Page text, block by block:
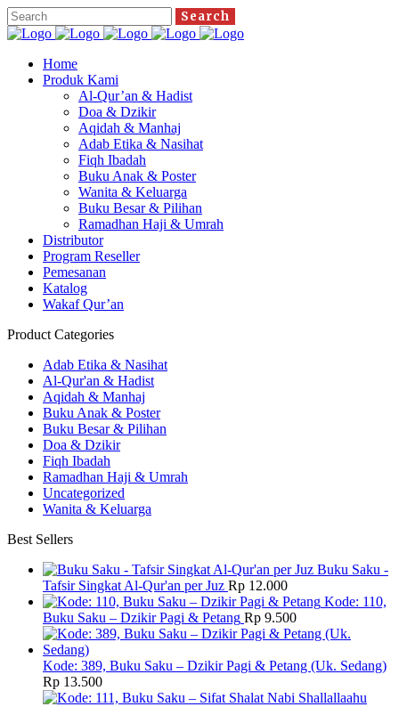
Home
Produk Kami
Al-Qur’an & Hadist
Doa & Dzikir
Aqidah & Manhaj
Adab Etika & Nasihat
Fiqh Ibadah
Buku Anak & Poster
Wanita & Keluarga
Buku Besar & Pilihan
Ramadhan Haji & Umrah
Distributor
Program Reseller
Pemesanan
Katalog
Wakaf Qur’an
Product Categories
Adab Etika & Nasihat
Al-Qur'an & Hadist
Aqidah & Manhaj
Buku Anak & Poster
Buku Besar & Pilihan
Doa & Dzikir
Fiqh Ibadah
Ramadhan Haji & Umrah
Uncategorized
Wanita & Keluarga
Best Sellers
Buku Saku -
Tafsir Singkat Al-Qur'an per Juz Rp 12.000
Kode: 110,
Buku Saku – Dzikir Pagi & Petang Rp 9.500
Kode: 389, Buku Saku – Dzikir Pagi & Petang (Uk. Sedang)
Rp 13.500